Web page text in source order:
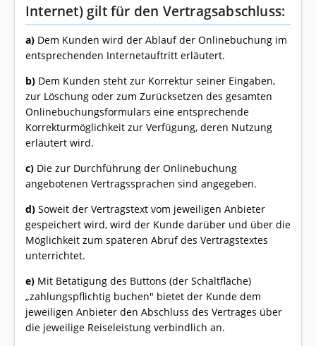
Internet) gilt für den Vertragsabschluss:
a) Dem Kunden wird der Ablauf der Onlinebuchung im
entsprechenden Internetauftritt erläutert.
b) Dem Kunden steht zur Korrektur seiner Eingaben,
zur Löschung oder zum Zurücksetzen des gesamten
Onlinebuchungsformulars eine entsprechende
Korrekturmöglichkeit zur Verfügung, deren Nutzung
erläutert wird.
c) Die zur Durchführung der Onlinebuchung
angebotenen Vertragssprachen sind angegeben.
d) Soweit der Vertragstext vom jeweiligen Anbieter
gespeichert wird, wird der Kunde darüber und über die
Möglichkeit zum späteren Abruf des Vertragstextes
unterrichtet.
e) Mit Betätigung des Buttons (der Schaltfläche)
„zahlungspflichtig buchen" bietet der Kunde dem
jeweiligen Anbieter den Abschluss des Vertrages über
die jeweilige Reiseleistung verbindlich an.